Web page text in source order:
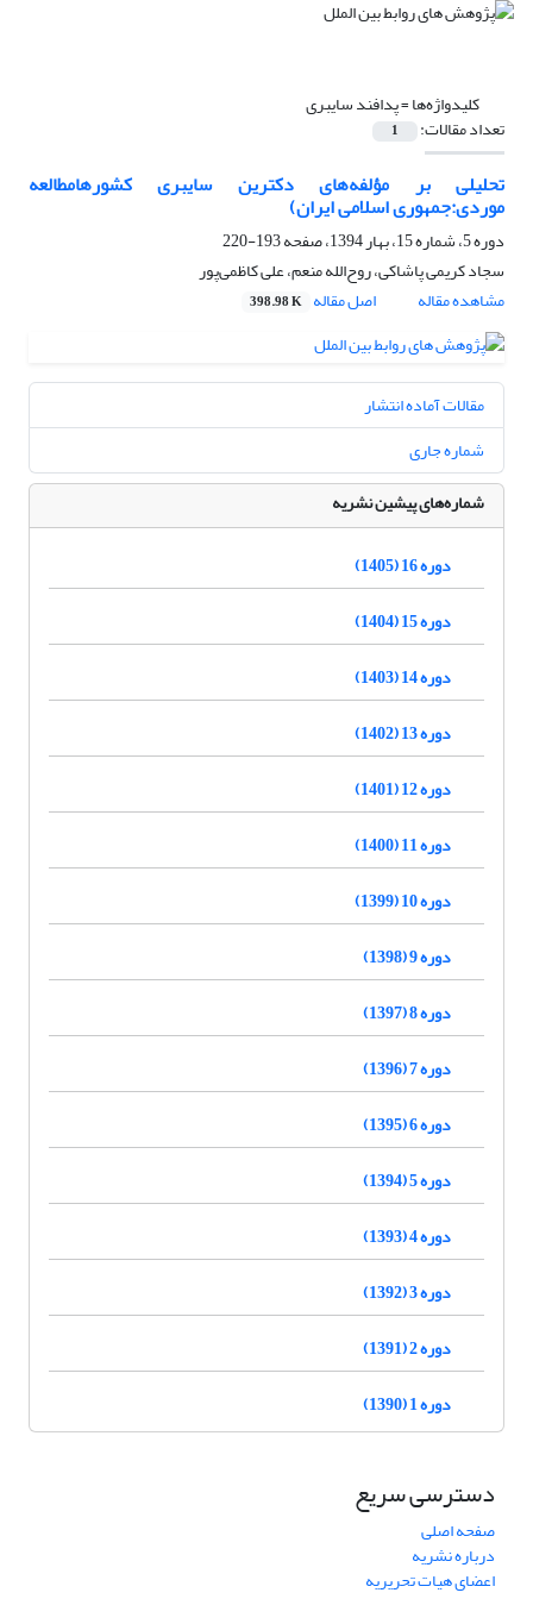
کلیدواژه‌ها =پدافند سایبری
تعداد مقالات: 1
تحلیلی بر مؤلفه‌های دکترین سایبری کشورهامطالعه
موردی:جمهوری اسلامی ایران)
دوره 5، شماره 15، بهار 1394، صفحه
193-220
سجاد کریمی پاشاکی، روح‌الله منعم، علی کاظمی‌پور
مشاهده مقاله
اصل مقاله 398.98 K
مقالات آماده انتشار
شماره جاری
شماره‌های پیشین نشریه
دوره 16 (1405)
دوره 15 (1404)
دوره 14 (1403)
دوره 13 (1402)
دوره 12 (1401)
دوره 11 (1400)
دوره 10 (1399)
دوره 9 (1398)
دوره 8 (1397)
دوره 7 (1396)
دوره 6 (1395)
دوره 5 (1394)
دوره 4 (1393)
دوره 3 (1392)
دوره 2 (1391)
دوره 1 (1390)
دسترسی سریع
صفحه اصلی
درباره نشریه
اعضای هیات تحریریه